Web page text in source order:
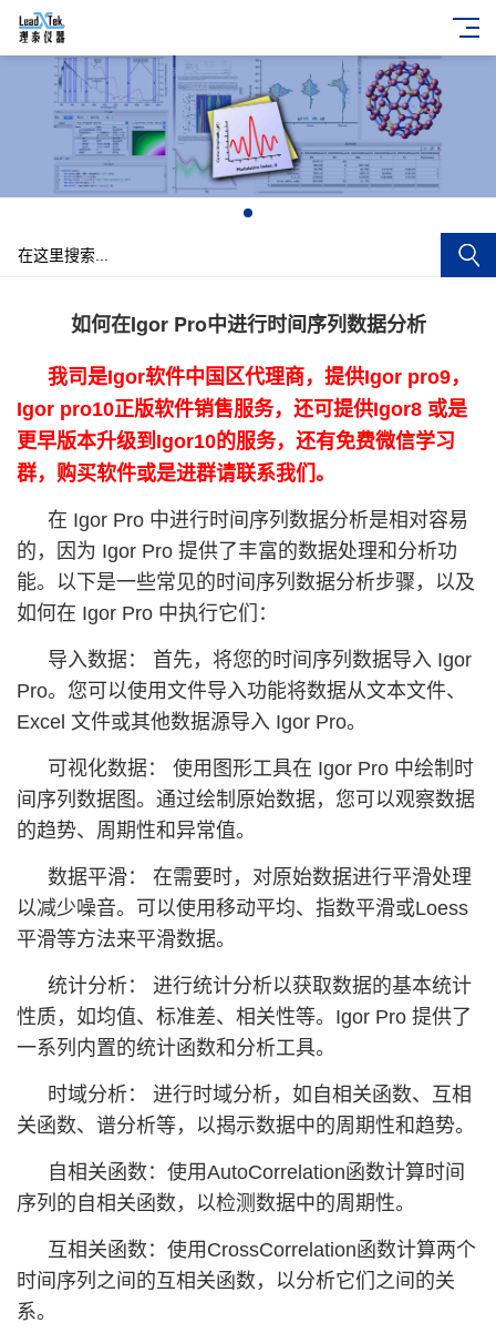
如何在Igor Pro中进行时间序列数据分析
我司是Igor软件中国区代理商，提供Igor pro9，
Igor pro10正版软件销售服务，还可提供Igor8 或是
更早版本升级到Igor10的服务，还有免费微信学习
群，购买软件或是进群请联系我们。
在 Igor Pro 中进行时间序列数据分析是相对容易
的，因为 Igor Pro 提供了丰富的数据处理和分析功
能。以下是一些常见的时间序列数据分析步骤，以及
如何在 Igor Pro 中执行它们：
导入数据： 首先，将您的时间序列数据导入 Igor
Pro。您可以使用文件导入功能将数据从文本文件、
Excel 文件或其他数据源导入 Igor Pro。
可视化数据： 使用图形工具在 Igor Pro 中绘制时
间序列数据图。通过绘制原始数据，您可以观察数据
的趋势、周期性和异常值。
数据平滑： 在需要时，对原始数据进行平滑处理
以减少噪音。可以使用移动平均、指数平滑或Loess
平滑等方法来平滑数据。
统计分析： 进行统计分析以获取数据的基本统计
性质，如均值、标准差、相关性等。Igor Pro 提供了
一系列内置的统计函数和分析工具。
时域分析： 进行时域分析，如自相关函数、互相
关函数、谱分析等，以揭示数据中的周期性和趋势。
自相关函数：使用AutoCorrelation函数计算时间
序列的自相关函数，以检测数据中的周期性。
互相关函数：使用CrossCorrelation函数计算两个
时间序列之间的互相关函数，以分析它们之间的关
系。